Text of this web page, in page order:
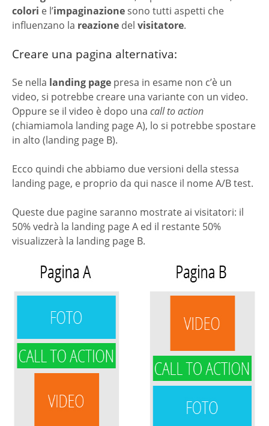
colori e l’impaginazionesono tutti aspetti che
influenzano la reazione del visitatore.
Creare una pagina alternativa:
Se nella landing page presa in esame non c’è un
video, si potrebbe creare una variante con un video.
Oppure se il video è dopo una call to action
(chiamiamola landing page A), lo si potrebbe spostare
in alto (landing page B).
Ecco quindi che abbiamo due versioni della stessa
landing page, e proprio da qui nasce il nome A/B test.
Queste due pagine saranno mostrate ai visitatori: il
50% vedrà la landing page A ed il restante 50%
visualizzerà la landing page B.